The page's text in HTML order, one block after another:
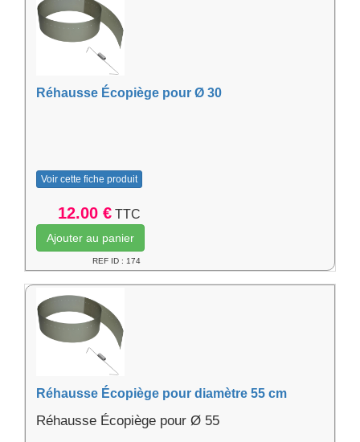
Réhausse Écopiège pour Ø 30
Voir cette fiche produit
12.00 € TTC
Ajouter au panier
REF ID : 174
Réhausse Écopiège pour diamètre 55 cm
Réhausse Écopiège pour Ø 55